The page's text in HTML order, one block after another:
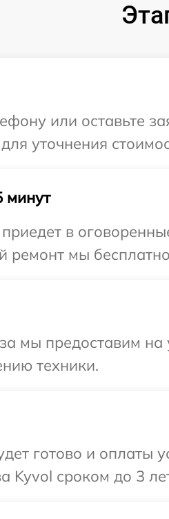
или оставьте
уточнения
минут
в
ремонт мы
мы предоставим
техники.
готово и оплаты
Kyvol сроком до 3